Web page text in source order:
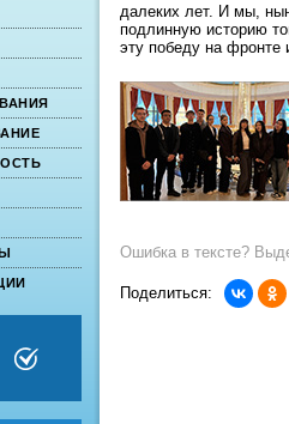
далеких лет. И мы,
подлинную историю
эту победу на фронте
Ошибка в тексте?
Поделиться: